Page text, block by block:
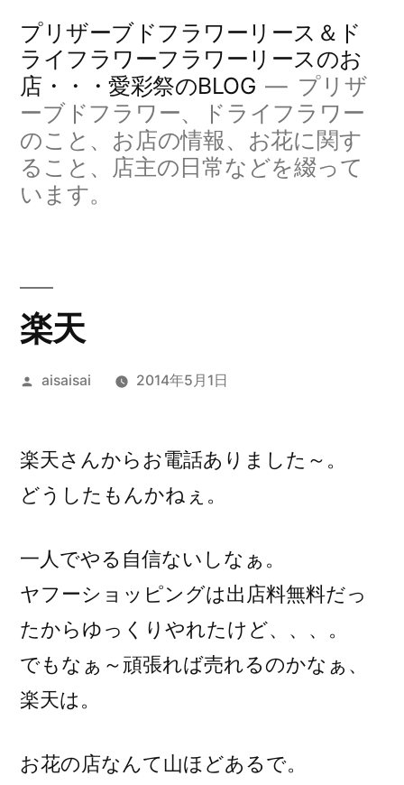
プリザーブドフラワーリース＆ド
ライフラワーフラワーリースのお
店・・・愛彩祭のBLOG
プリザ
ーブドフラワー、ドライフラワー
のこと、お店の情報、お花に関す
ること、店主の日常などを綴って
います。
楽天
投
aisaisai 2014年5月1日
楽天さんからお電話ありました～。
どうしたもんかねぇ。
一人でやる自信ないしなぁ。
ヤフーショッピングは出店料無料だっ
たからゆっくりやれたけど、、、。
でもなぁ～頑張れば売れるのかなぁ、
楽天は。
お花の店なんて山ほどあるで。